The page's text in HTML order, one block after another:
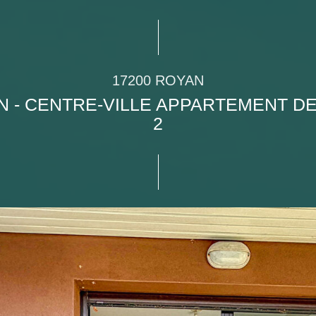
17200 ROYAN
- CENTRE-VILLE APPARTEMENT
2